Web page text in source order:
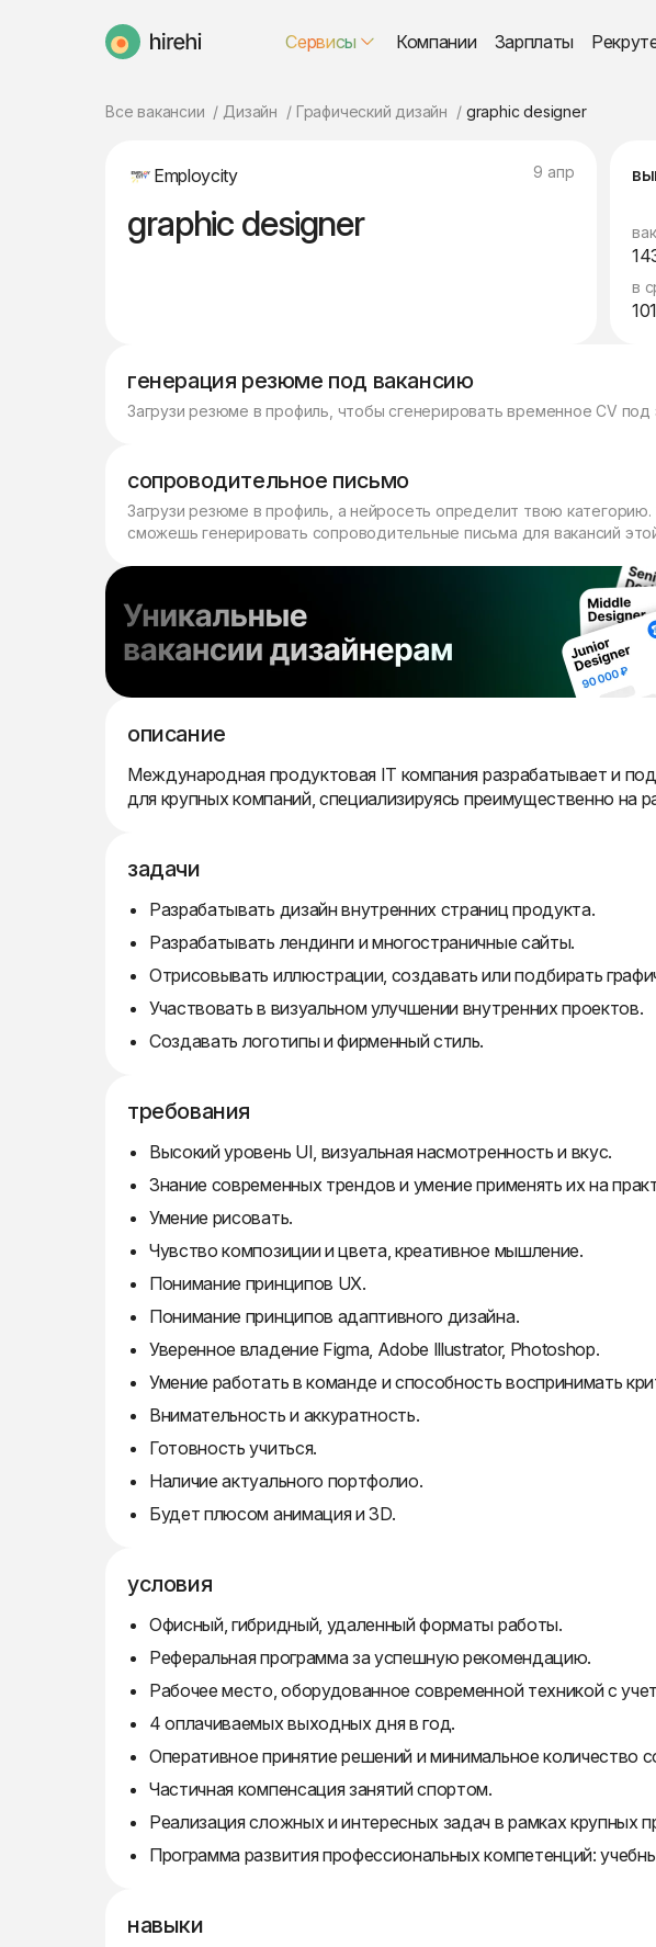
HireHi Сервисы Компании Зарплаты
Все вакансии Дизайн Графический дизайн graphic designer
Employcity 9 апр
graphic designer
в
генерация резюме под вакансию
Загрузи резюме в профиль, чтобы сгенерировать временное CV под
сопроводительное письмо
Загрузи резюме в профиль, а нейросеть определит твою
сможешь генерировать сопроводительные письма для вакансий
описание
Международная продуктовая IT компания разрабатывает и
для крупных компаний, специализируясь преимущественно на
задачи
Разрабатывать дизайн внутренних страниц продукта.
Разрабатывать лендинги и многостраничные сайты.
Отрисовывать иллюстрации, создавать или подбирать
Участвовать в визуальном улучшении внутренних проектов.
Создавать логотипы и фирменный стиль.
требования
Высокий уровень UI, визуальная насмотренность и вкус.
Знание современных трендов и умение применять их на
Умение рисовать.
Чувство композиции и цвета, креативное мышление.
Понимание принципов UX.
Понимание принципов адаптивного дизайна.
Уверенное владение Figma, Adobe Illustrator, Photoshop.
Умение работать в команде и способность воспринимать
Внимательность и аккуратность.
Готовность учиться.
Наличие актуального портфолио.
Будет плюсом анимация и 3D.
условия
Офисный, гибридный, удаленный форматы работы.
Реферальная программа за успешную рекомендацию.
Рабочее место, оборудованное современной техникой с
4 оплачиваемых выходных дня в год.
Оперативное принятие решений и минимальное количество
Частичная компенсация занятий спортом.
Реализация сложных и интересных задач в рамках крупных
Программа развития профессиональных компетенций:
навыки